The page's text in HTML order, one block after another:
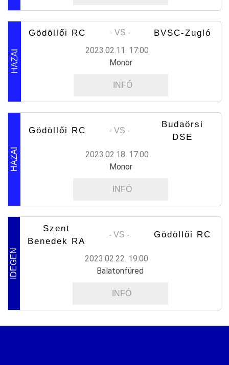
HAZAI
Gödöllői RC - VS -
BVSC-Zugló
2023.02.11. 17:00
Monor
INFÓ
HAZAI
Gödöllői RC - VS -
Budaörsi
DSE
2023.02.18. 17:00
Monor
INFÓ
IDEGEN
Szent
Benedek RA
- VS - Gödöllői RC
2023.02.22. 19:00
Balatonfüred
INFÓ